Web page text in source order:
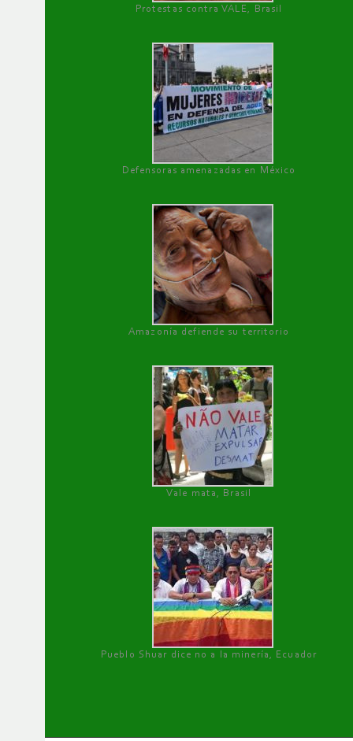
Protestas contra VALE, Brasil
Defensoras amenazadas en México
Amazonía defiende su territorio
Vale mata, Brasil
Pueblo Shuar dice no a la minería, Ecuador